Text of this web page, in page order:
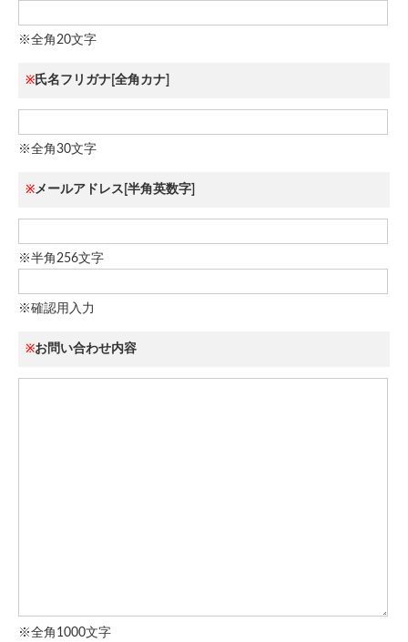
※全角20文字
※ 氏名フリガナ[全角カナ]
※全角30文字
※メールアドレス[半角英数字]
※半角256文字
※確認用入力
※お問い合わせ内容
※全角1000文字